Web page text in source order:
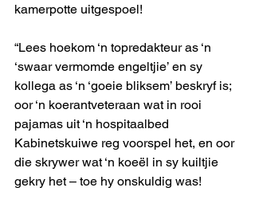
kamerpotte uitgespoel!
“Lees hoekom ‘n topredakteur as ‘n
‘swaar vermomde engeltjie’ en sy
kollega as ‘n ‘goeie bliksem’ beskryf is;
oor ‘n koerantveteraan wat in rooi
pajamas uit ‘n hospitaalbed
Kabinetskuiwe reg voorspel het, en oor
die skrywer wat ‘n koeël in sy kuiltjie
gekry het – toe hy onskuldig was!